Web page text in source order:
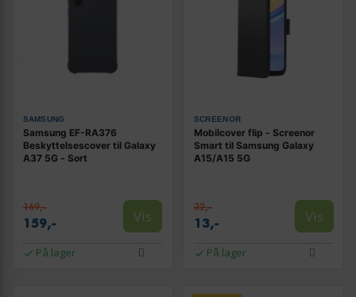
SAMSUNG
Samsung EF-RA376
Beskyttelsescover til Galaxy
A37 5G - Sort
169,-
159,- Vis
På lager
SCREENOR
Mobilcover flip - Screenor
Smart til Samsung Galaxy
A15/A15 5G
32,-
13,- Vis
På lager